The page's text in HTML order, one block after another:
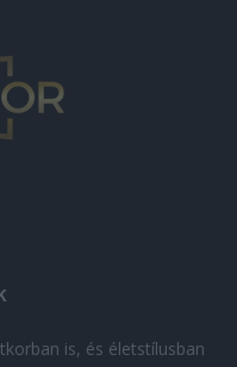
is, és életstílusban